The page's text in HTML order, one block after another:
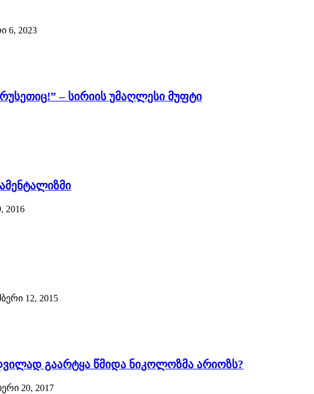
6, 2023
– სირიის უმაღლესი მუფტი
2016
12, 2015
გაარტყა წმიდა ნიკოლოზმა არიოზს?
20, 2017